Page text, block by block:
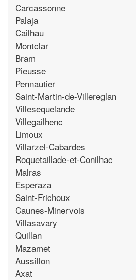
Carcassonne
Palaja
Cailhau
Montclar
Bram
Pieusse
Pennautier
Saint-Martin-de-Villereglan
Villesequelande
Villegailhenc
Limoux
Villarzel-Cabardes
Roquetaillade-et-Conilhac
Malras
Esperaza
Saint-Frichoux
Caunes-Minervois
Villasavary
Quillan
Mazamet
Aussillon
Axat